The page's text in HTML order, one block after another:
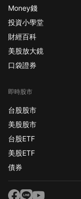
Money錢
投資小學堂
財經百科
美股放大鏡
口袋證券
即時股市
台股股市
美股股市
台股ETF
美股ETF
債券